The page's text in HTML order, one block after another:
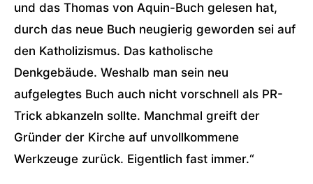
und das Thomas von Aquin-Buch gelesen hat,
durch das neue Buch neugierig geworden sei auf
den Katholizismus. Das katholische
Denkgebäude. Weshalb man sein neu
aufgelegtes Buch auch nicht vorschnell als PR-
Trick abkanzeln sollte. Manchmal greift der
Gründer der Kirche auf unvollkommene
Werkzeuge zurück. Eigentlich fast immer.“